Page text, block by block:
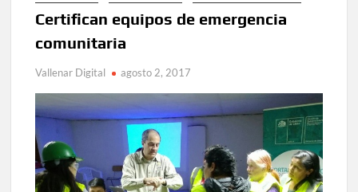
Certifican equipos de emergencia
comunitaria
Vallenar Digital agosto 2, 2017